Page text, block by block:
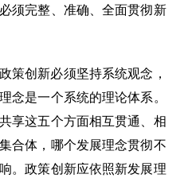
须完整、准确、全面贯彻新
创新必须坚持系统观念，
念是一个系统的理论体系。
享这五个方面相互贯通、相
合体，哪个发展理念贯彻不
。政策创新应依照新发展理